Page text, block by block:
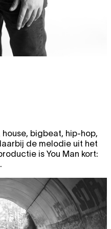
bigbeat, hip-hop,
de melodie uit het
is You Man kort: